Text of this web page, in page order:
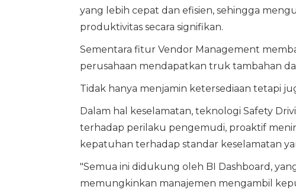
yang lebih cepat dan efisien, sehingga
produktivitas secara signifikan.
Sementara fitur Vendor Management
perusahaan mendapatkan truk tambahan
Tidak hanya menjamin ketersediaan tetapi
Dalam hal keselamatan, teknologi Safety
terhadap perilaku pengemudi, proaktif
kepatuhan terhadap standar keselamatan
"Semua ini didukung oleh BI Dashboard,
memungkinkan manajemen mengambil